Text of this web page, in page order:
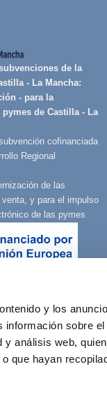
y los
sobre el
análisis web,
que hayan
de la
- La Mancha:
- para la
de Castilla - La
cofinanciada
Regional
de las
y para el impulso
de las pymes